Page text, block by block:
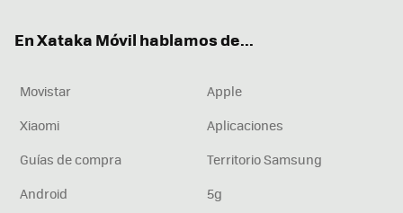
En Xataka Móvil hablamos de...
Movistar
Apple
Xiaomi
Aplicaciones
Guías de compra
Territorio Samsung
Android
5g